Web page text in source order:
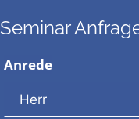
Seminar
Anrede